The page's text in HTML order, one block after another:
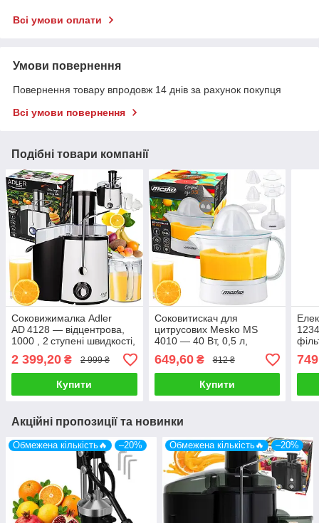
Всі умови оплати
Умови повернення
Повернення товару впродовж 14 днів за рахунок покупця
Всі умови повернення
Подібні товари компанії
Соковижималка Adler
AD 4128 — відцентрова,
1000 , 2 ступені швидкості,
контейнер 1 л, фільтр із
нержавіючої сталі
2 399,20 ₴ 2 999 ₴
Купити
Соковитискач для
цитрусових Mesko MS
4010 — 40 Вт, 0,5 л,
автостарт/стоп
649,60₴ 812 ₴
Купити
Акційні пропозиції та новинки
Обмежена кількість🔥 –20% Обмежена кількість🔥 –20%